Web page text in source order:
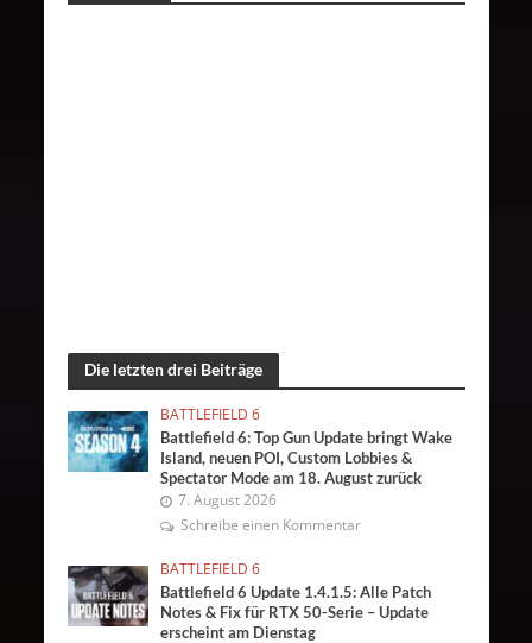
Die letzten drei Beiträge
BATTLEFIELD 6
Battlefield 6: Top Gun Update bringt Wake
Island, neuen POI, Custom Lobbies &
Spectator Mode am 18. August zurück
7. August 2026
Schreibe einen Kommentar
BATTLEFIELD 6
Battlefield 6 Update 1.4.1.5: Alle Patch
Notes & Fix für RTX 50-Serie – Update
erscheint am Dienstag